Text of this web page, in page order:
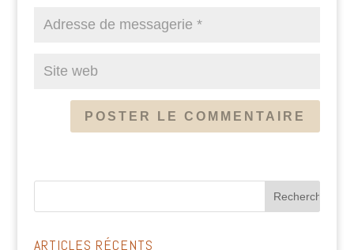
ARTICLES RÉCENTS